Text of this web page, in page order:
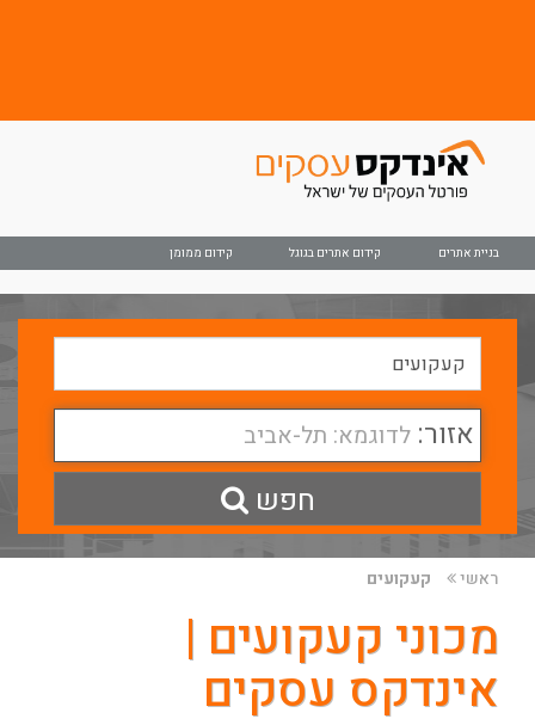
בניית אתרים קידום אתרים בגוגל קידום ממומן
אזור: לדוגמא: תל-אביב
חפש
ראשי קעקועים
מכוני קעקועים |
אינדקס עסקים